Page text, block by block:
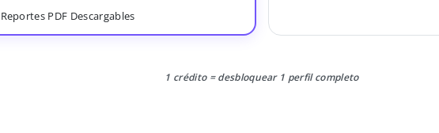
Reportes PDF Descargables
1 crédito = desbloquear 1 perfil completo